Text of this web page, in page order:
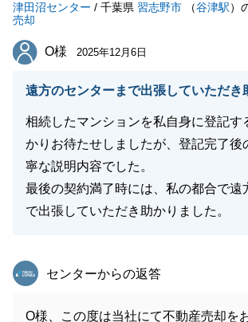
津田沼センター / 千葉県 習志野市 （谷津駅）
売却
O様
O様 2025年12月6日
遠方のセンターまで出張していただき
相続したマンションを私自身に登記す
かりお待たせしましたが、登記完了後
寧な説明内容でした。
最後の契約満了時には、私の都合で遠
で出張していただき助かりました。
東急リバブル
センターからの返答
O様、この度は当社にて不動産売却を